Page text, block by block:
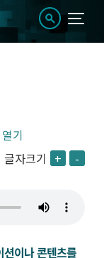
기
글자크기 + -
이나 콘텐츠를